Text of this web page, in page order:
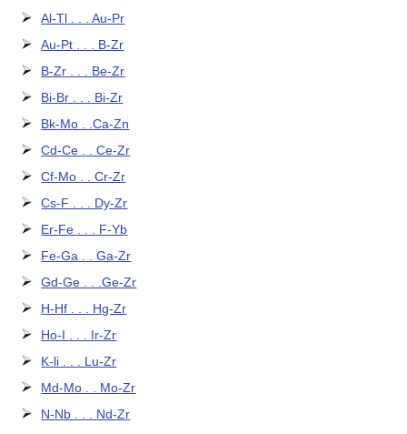
Al-Tl . . . Au-Pr
Au-Pt . . . B-Zr
B-Zr . . . Be-Zr
Bi-Br . . . Bi-Zr
Bk-Mo . .Ca-Zn
Cd-Ce . . Ce-Zr
Cf-Mo . . Cr-Zr
Cs-F . . . Dy-Zr
Er-Fe . . . F-Yb
Fe-Ga . . Ga-Zr
Gd-Ge . . .Ge-Zr
H-Hf . . . Hg-Zr
Ho-I . . . Ir-Zr
K-li . . . Lu-Zr
Md-Mo . . Mo-Zr
N-Nb . . . Nd-Zr